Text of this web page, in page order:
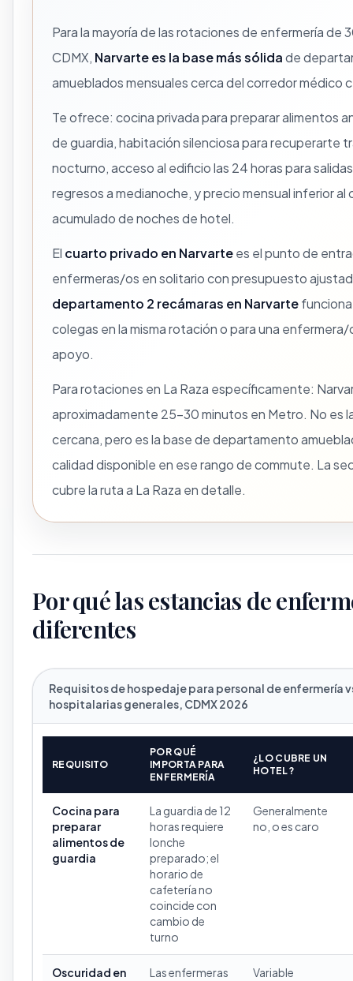
Para la mayoría de las rotaciones de enfermería de
CDMX, Narvarte es la base más sólidade
amueblados mensuales cerca del corredor médico
Te ofrece: cocina privada para preparar alimentos
de guardia, habitación silenciosa para recuperarte
nocturno, acceso al edificio las 24 horas para salidas
regresos a medianoche, y precio mensual inferior al
acumulado de noches de hotel.
El cuarto privado en Narvartees el punto de
enfermeras/os en solitario con presupuesto
departamento 2 recámaras en Narvarte
colegas en la misma rotación o para una
apoyo.
Para rotaciones en La Raza específicamente:
aproximadamente 25–30 minutos en Metro. No es
cercana, pero es la base de departamento
calidad disponible en ese rango de commute. La
cubre la ruta a La Raza en detalle.
Por qué las estancias de
diferentes
Requisitos de hospedaje para personal de enfermería
hospitalarias generales, CDMX 2026
REQUISITO
POR QUÉ
IMPORTA PARA
ENFERMERÍA
¿LO CUBRE UN
HOTEL?
Cocina para
preparar
alimentos de
guardia
La guardia de 12
horas requiere
lonche
preparado; el
horario de
cafetería no
coincide con
cambio de
turno
Generalmente
no, o es caro
Oscuridad en
Las enfermeras
Variable